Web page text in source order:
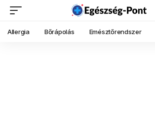
Allergia Bőrápolás Emésztőrendszer